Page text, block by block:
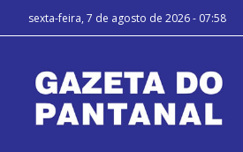
sexta-feira, 7 de agosto de 2026 - 07:58